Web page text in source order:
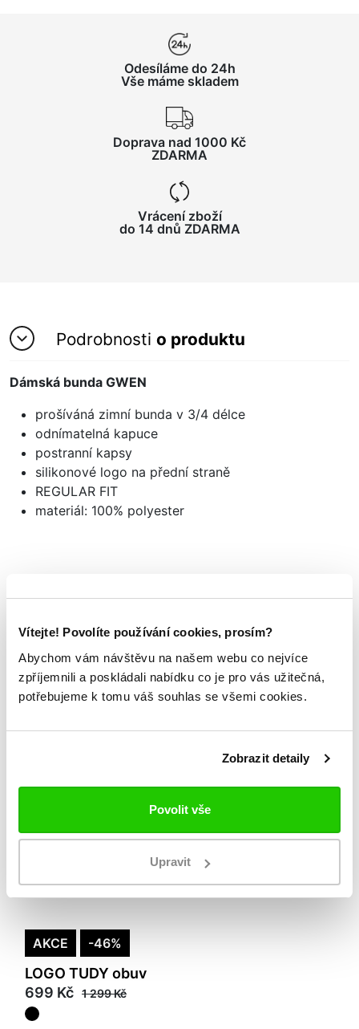
Vítejte! Povolíte používání cookies, prosím?
Abychom vám návštěvu na našem webu co nejvíce
zpříjemnili a poskládali nabídku co je pro vás užitečná,
potřebujeme k tomu váš souhlas se všemi cookies.
Zobrazit detaily
Povolit vše
Upravit
Odesíláme do 24h
Vše máme skladem
Doprava nad 1000 Kč
ZDARMA
Vrácení zboží
do 14 dnů ZDARMA
Podrobnosti o produktu
Dámská bunda GWEN
prošíváná zimní bunda v 3/4 délce
odnímatelná kapuce
postranní kapsy
silikonové logo na přední straně
REGULAR FIT
materiál: 100% polyester
TAKÉ LÍBIT
AKCE -46%
LOGO TUDY obuv
699 Kč 1 299 Kč